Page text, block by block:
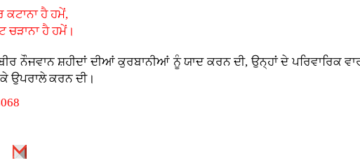
ਕਟਾਨਾ ਹੈ ਹਮੇਂ,
ਚੜਾਨਾ ਹੈ ਹਮੇਂ।
ਨੌਜਵਾਨ ਸ਼ਹੀਦਾਂ ਦੀਆਂ ਕੁਰਬਾਨੀਆਂ ਨੂੰ ਯਾਦ ਕਰਨ ਦੀ, ਉਨ੍ਹਾਂ ਦੇ ਪਰਿਵਾਰਿਕ
ਉਪਰਾਲੇ ਕਰਨ ਦੀ।